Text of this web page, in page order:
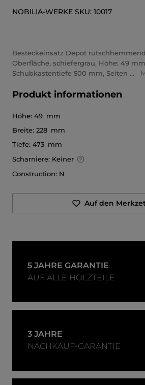
NOBILIA-WERKE SKU: 10017
Besteckeinsatz Depot
Oberfläche, schiefergrau, Höhe: 49
Schubkastentiefe 500 mm, Seiten ...
Produkt informationen
Höhe: 49 mm
Breite: 228 mm
Tiefe: 473 mm
Scharniere: Keiner
Construction: N
Auf den
5 JAHRE GARANTIE
AUF ALLE HOLZTEILE
3 JAHRE
NACHKAUF-GARANTIE